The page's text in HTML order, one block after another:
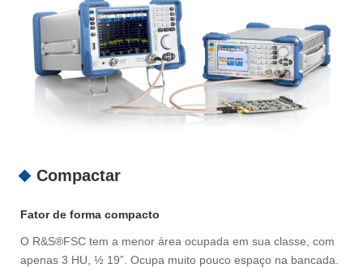
Compactar
Fator de forma compacto
O R&S®FSC tem a menor área ocupada em sua classe, com
apenas 3 HU, ½ 19”. Ocupa muito pouco espaço na bancada.